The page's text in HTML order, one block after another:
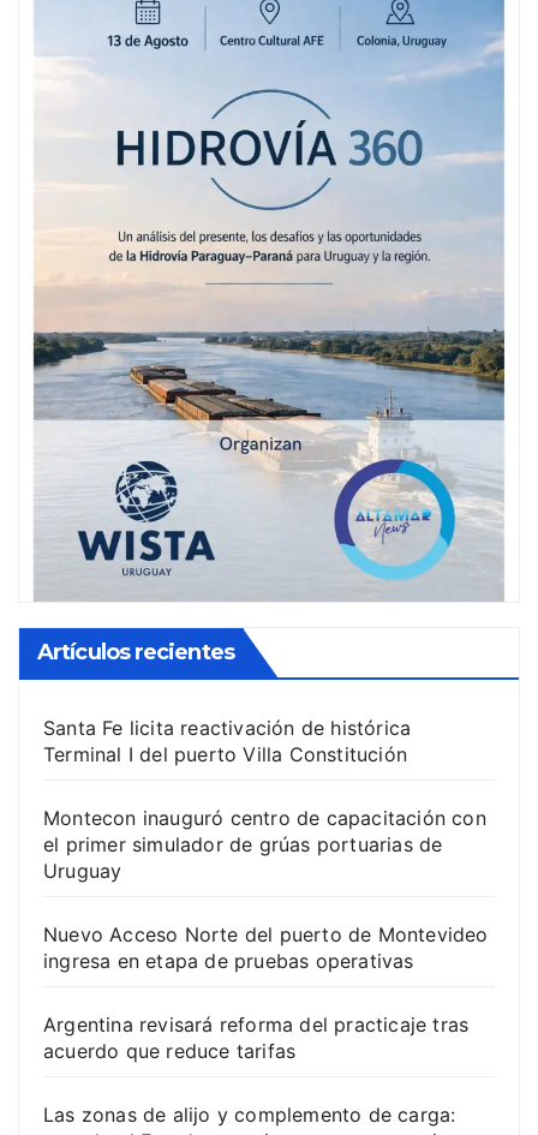
Artículos recientes
Santa Fe licita reactivación de histórica
Terminal I del puerto Villa Constitución
Montecon inauguró centro de capacitación con
el primer simulador de grúas portuarias de
Uruguay
Nuevo Acceso Norte del puerto de Montevideo
ingresa en etapa de pruebas operativas
Argentina revisará reforma del practicaje tras
acuerdo que reduce tarifas
Las zonas de alijo y complemento de carga: